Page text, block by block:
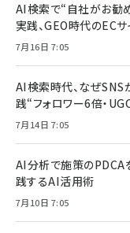
AI検索で“自社がお勧
実践、GEO時代のECサ
7月16日 7:05
AI検索時代、なぜSNS
践“フォロワー6倍・
7月14日 7:05
AI分析で施策の
践するAI活用術
7月10日 7:05